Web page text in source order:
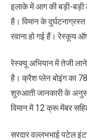
इलाके में आग की बड़ी-बड़ी
है। विमान के
रवाना हो गई हैं। रेस्कूय
रेस्क्यू अभियान में तेजी
है। क्रैश प्लेन बोइंग का
शुरुआती जानकारी के
विमान में 12 क्रू मेंबर
सरदार वल्लभभाई पटेल